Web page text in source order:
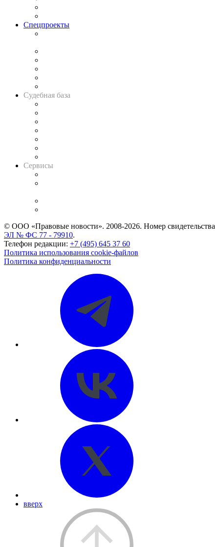
Спецпроекты
Судебная база
Сервисы
© ООО «Правовые новости». 2008-2026. Номер свидетельства
ЭЛ № ФС 77 - 79910.
Телефон редакции: +7 (495) 645 37 60
Политика использования cookie-файлов
Политика конфиденциальности
вверх